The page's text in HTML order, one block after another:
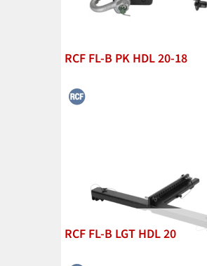
RCF FL-B PK HDL 20-18
RCF FL-B LGT HDL 20